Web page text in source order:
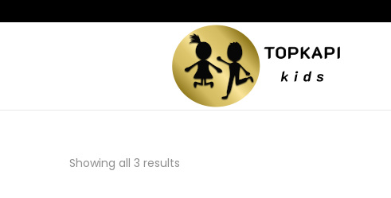
Showing all 3 results